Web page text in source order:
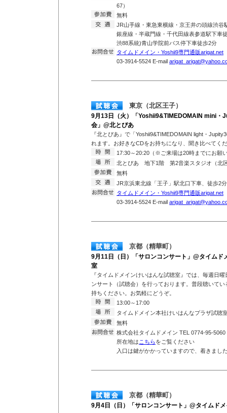
67）
無料
JR山手線・東急東横線・京王井の頭線渋谷
銀座線・半蔵門線・千代田線表参道駅下車
渋88系統)青山学院前バス停下車徒歩2分
タイムドメイン・Yoshii9専門通販arigat.net
03-3914-5524 E-mail
東京（北区王子）
9月13日（火）「Yoshii9&TIMEDOMAIN mini
会」@北とぴあ
『北とぴあ』で「Yoshii9&TIMEDOMAIN light・
れます。お好きなCDをお持ちになり、聞き比べてく
17:30～20:20（※ご来場は20時までにお願
北とぴあ 地下1階 第2音楽スタジオ（北
無料
JR京浜東北線「王子」駅北口下車、徒歩
タイムドメイン・Yoshii9専門通販arigat.net
03-3914-5524 E-mail
京都（精華町）
9月11日（日）「サロンコンサート」@タイムド
室
『タイムドメインけいはんな試聴室』では、毎週日
ンサート（試聴会）を行っております。普段聴いて
持ちください。お気軽にどうぞ。
13:00～17:00
タイムドメイン本社けいはんなプラザ試聴
無料
株式会社タイムドメイン TEL 0774-95-5060
所在地は こちらをご覧ください
入口は鍵がかかっていますので、着きまし
京都（精華町）
9月4日（日）「サロンコンサート」@タイムド